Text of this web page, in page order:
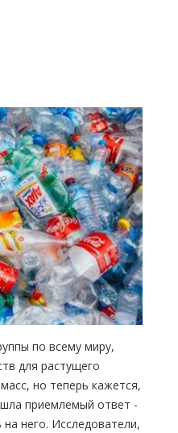
по всему миру,
для растущего
но теперь кажется,
приемлемый ответ -
него. Исследователи,